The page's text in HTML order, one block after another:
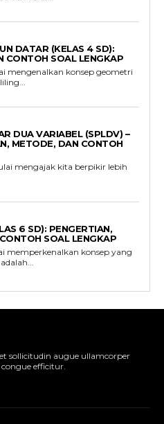
DATAR (KELAS 4 SD):
CONTOH SOAL LENGKAP
mengenalkan konsep geometri
DUA VARIABEL (SPLDV) –
METODE, DAN CONTOH
mengajak kita berpikir lebih
6 SD): PENGERTIAN,
SOAL LENGKAP
memperkenalkan konsep yang
sollicitudin augue ullamcorper
efficitur.